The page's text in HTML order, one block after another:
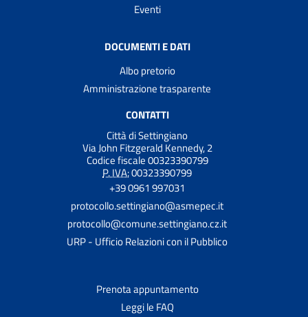
Eventi
DOCUMENTI E DATI
Albo pretorio
Amministrazione trasparente
CONTATTI
Città di Settingiano
Via John Fitzgerald Kennedy, 2
Codice fiscale 00323390799
P. IVA:00323390799
+39 0961 997031
protocollo.settingiano@asmepec.it
protocollo@comune.settingiano.cz.it
URP - Ufficio Relazioni con il Pubblico
Prenota appuntamento
Leggi le FAQ